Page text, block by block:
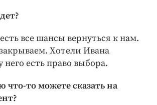
все шансы вернуться к нам.
Хотели Ивана
него есть право выбора.
что-то можете сказать на